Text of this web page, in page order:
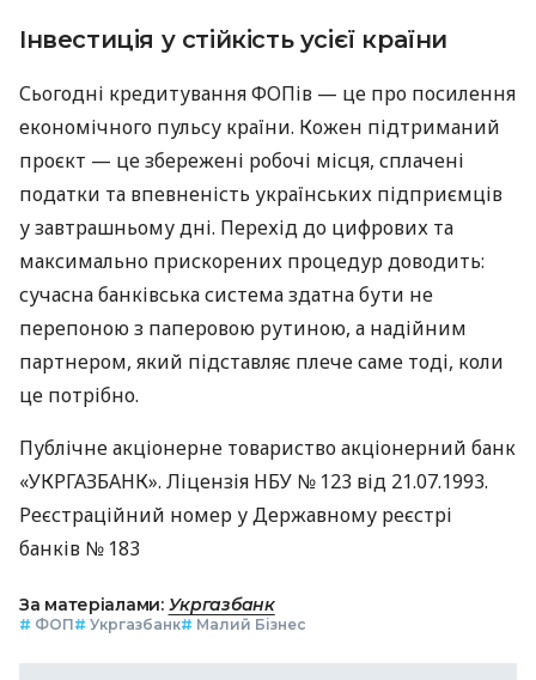
Інвестиція у стійкість усієї країни
Сьогодні кредитування ФОПів — це про посилення
економічного пульсу країни. Кожен підтриманий
проєкт — це збережені робочі місця, сплачені
податки та впевненість українських підприємців
у завтрашньому дні. Перехід до цифрових та
максимально прискорених процедур доводить:
сучасна банківська система здатна бути не
перепоною з паперовою рутиною, а надійним
партнером, який підставляє плече саме тоді, коли
це потрібно.
Публічне акціонерне товариство акціонерний банк
«УКРГАЗБАНК». Ліцензія НБУ № 123 від 21.07.1993.
Реєстраційний номер у Державному реєстрі
банків № 183
За матеріалами: Укргазбанк
# ФОП# Укргазбанк# Малий Бізнес